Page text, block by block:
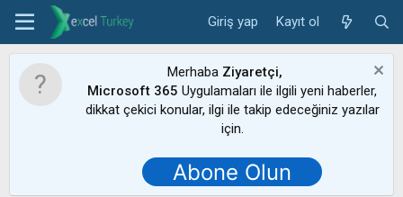
Giriş yap Kayıt ol
Merhaba Ziyaretçi,
Microsoft 365 Uygulamaları ile ilgili yeni haberler,
dikkat çekici konular, ilgi ile takip edeceğiniz yazılar
için.
Abone Olun